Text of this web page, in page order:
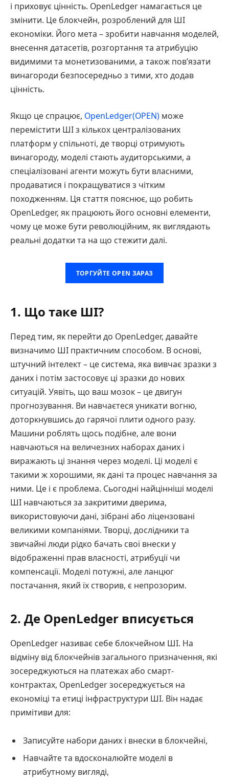
і приховує цінність. OpenLedger намагається це
змінити. Це блокчейн, розроблений для ШІ
економіки. Його мета – зробити навчання моделей,
внесення датасетів, розгортання та атрибуцію
видимими та монетизованими, а також пов’язати
винагороди безпосередньо з тими, хто додав
цінність.
Якщо це спрацює, OpenLedger(OPEN) може
перемістити ШІ з кількох централізованих
платформ у спільноті, де творці отримують
винагороду, моделі стають аудиторськими, а
спеціалізовані агенти можуть бути власними,
продаватися і покращуватися з чітким
походженням. Ця стаття пояснює, що робить
OpenLedger, як працюють його основні елементи,
чому це може бути революційним, як виглядають
реальні додатки та на що стежити далі.
ТОРГУЙТЕ OPEN ЗАРАЗ
1. Що таке ШІ?
Перед тим, як перейти до OpenLedger, давайте
визначимо ШІ практичним способом. В основі,
штучний інтелект – це система, яка вивчає зразки з
даних і потім застосовує ці зразки до нових
ситуацій. Уявіть, що ваш мозок – це двигун
прогнозування. Ви навчаєтеся уникати вогню,
доторкнувшись до гарячої плити одного разу.
Машини роблять щось подібне, але вони
навчаються на величезних наборах даних і
виражають ці знання через моделі. Ці моделі є
такими ж хорошими, як дані та процес навчання за
ними. Це і є проблема. Сьогодні найцінніші моделі
ШІ навчаються за закритими дверима,
використовуючи дані, зібрані або ліцензовані
великими компаніями. Творці, дослідники та
звичайні люди рідко бачать свої внески у
відображенні прав власності, атрибуції чи
компенсації. Моделі потужні, але ланцюг
постачання, який їх створив, є непрозорим.
2. Де OpenLedger вписується
OpenLedger називає себе блокчейном ШІ. На
відміну від блокчейнів загального призначення, які
зосереджуються на платежах або смарт-
контрактах, OpenLedger зосереджується на
економіці та етиці інфраструктури ШІ. Він надає
примітиви для:
Записуйте набори даних і внески в блокчейні,
Навчайте та вдосконалюйте моделі в
атрибутному вигляді,